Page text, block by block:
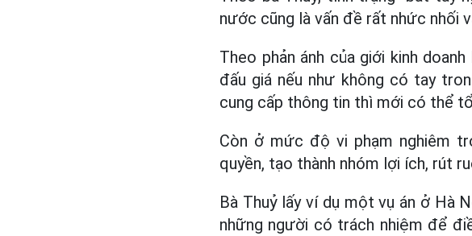
nước cũng là vấn đề rất nhức nhối
Theo phản ánh của giới kinh
đấu giá nếu như không có tay
cung cấp thông tin thì mới có thể
Còn ở mức độ vi phạm nghiêm
quyền, tạo thành nhóm lợi ích, rút
Bà Thuỷ lấy ví dụ một vụ án ở Hà
những người có trách nhiệm để